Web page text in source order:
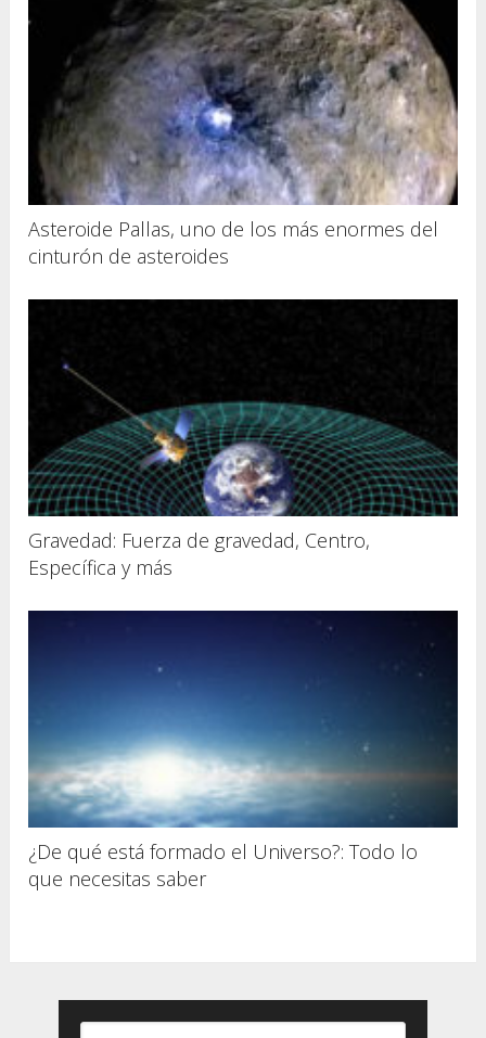
Asteroide Pallas, uno de los más enormes del
cinturón de asteroides
Gravedad: Fuerza de gravedad, Centro,
Específica y más
¿De qué está formado el Universo?: Todo lo
que necesitas saber